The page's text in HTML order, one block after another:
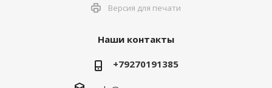
Версия для печати
Наши контакты
+79270191385